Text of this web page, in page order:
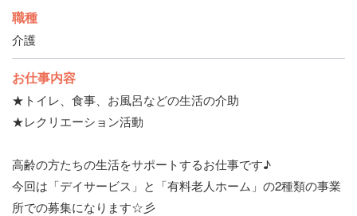
職種
介護
お仕事内容
★トイレ、食事、お風呂などの生活の介助
★レクリエーション活動
高齢の方たちの生活をサポートするお仕事です♪
今回は「デイサービス」と「有料老人ホーム」の2種類の事業
所での募集になります☆彡